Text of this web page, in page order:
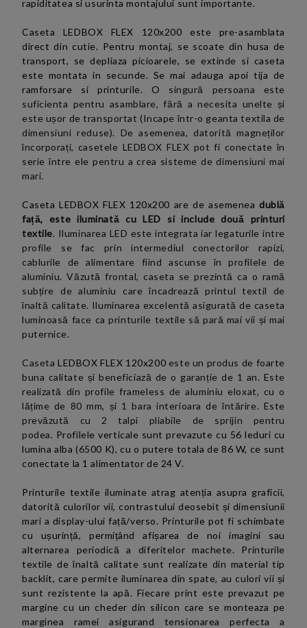
rapiditatea si usurinta montajului sunt importante.
Caseta LEDBOX FLEX 120x200 este pre-asamblata
direct din cutie. Pentru montaj, se scoate din husa de
transport, se depliaza picioarele, se extinde si caseta
este montata in secunde. Se mai adauga apoi tija de
ramforsare si printurile. O singură persoana este
suficienta pentru asamblare, fără a necesita unelte și
este ușor de transportat (Incape într-o geanta textila de
dimensiuni reduse). De asemenea, datorită magneților
încorporați, casetele LEDBOX FLEX pot fi conectate în
serie între ele pentru a crea sisteme de dimensiuni mai
mari.
Caseta LEDBOX FLEX 120x200 are de asemenea dublă
față, este iluminată cu LED si include două printuri
textile. Iluminarea LED este integrata iar legaturile intre
profile se fac prin intermediul conectorilor rapizi,
cablurile de alimentare fiind ascunse în profilele de
aluminiu. Văzută frontal, caseta se prezintă ca o ramă
subțire de aluminiu care încadrează printul textil de
înaltă calitate. Iluminarea excelentă asigurată de caseta
luminoasă face ca printurile textile să pară mai vii și mai
puternice.
CasetaLEDBOX FLEX 120x200 este un produs de foarte
buna calitate și beneficiază de o garanție de 1 an. Este
realizată din profile frameless de aluminiu eloxat, cu o
lățime de 80 mm, și 1 bara interioara de întărire. Este
prevăzută cu 2 talpi pliabile de sprijin pentru
podea. Profilele verticale sunt prevazute cu 56 leduri cu
lumina alba (6500 K), cu o putere totala de 86 W, ce sunt
conectate la 1 alimentator de 24 V.
Printurile textile iluminate atrag atenția asupra graficii,
datorită culorilor vii, contrastului deosebit și dimensiunii
mari a display-ului față/verso. Printurile pot fi schimbate
cu ușurință, permițând afișarea de noi imagini sau
alternarea periodică a diferitelor machete. Printurile
textile de înaltă calitate sunt realizate din material tip
backlit, care permite iluminarea din spate, au culori vii și
sunt rezistente la apă. Fiecare print este prevazut pe
margine cu un cheder din silicon care se monteaza pe
marginea ramei asigurand tensionarea perfecta a